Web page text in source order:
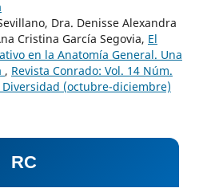
Dra. Denisse Alexandra
Cristina García Segovia, El
en la Anatomía General. Una
, Revista Conrado: Vol. 14 Núm.
(octubre-diciembre)
RC